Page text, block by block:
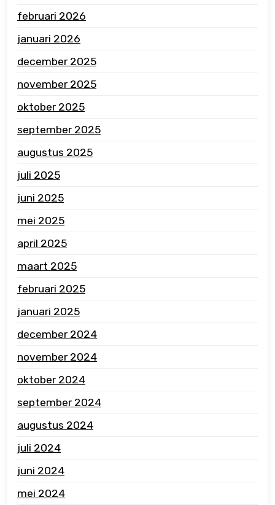
februari 2026
januari 2026
december 2025
november 2025
oktober 2025
september 2025
augustus 2025
juli 2025
juni 2025
mei 2025
april 2025
maart 2025
februari 2025
januari 2025
december 2024
november 2024
oktober 2024
september 2024
augustus 2024
juli 2024
juni 2024
mei 2024